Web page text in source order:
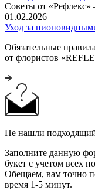
Советы от «Рефлекс»
01.02.2026
Уход за
Обязательные
от флористов
Не нашли
Заполните данную
букет с учетом всех
Обещаем, вам точно
время 1-5 минут.